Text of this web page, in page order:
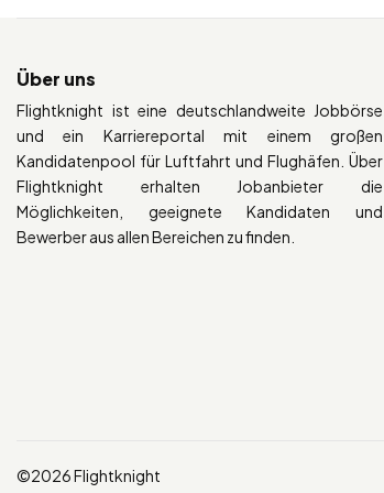
Über uns
Flightknight ist eine deutschlandweite Jobbörse
und ein Karriereportal mit einem großen
Kandidatenpool für Luftfahrt und Flughäfen. Über
Flightknight erhalten Jobanbieter die
Möglichkeiten, geeignete Kandidaten und
Bewerber aus allen Bereichen zu finden.
©2026 Flightknight